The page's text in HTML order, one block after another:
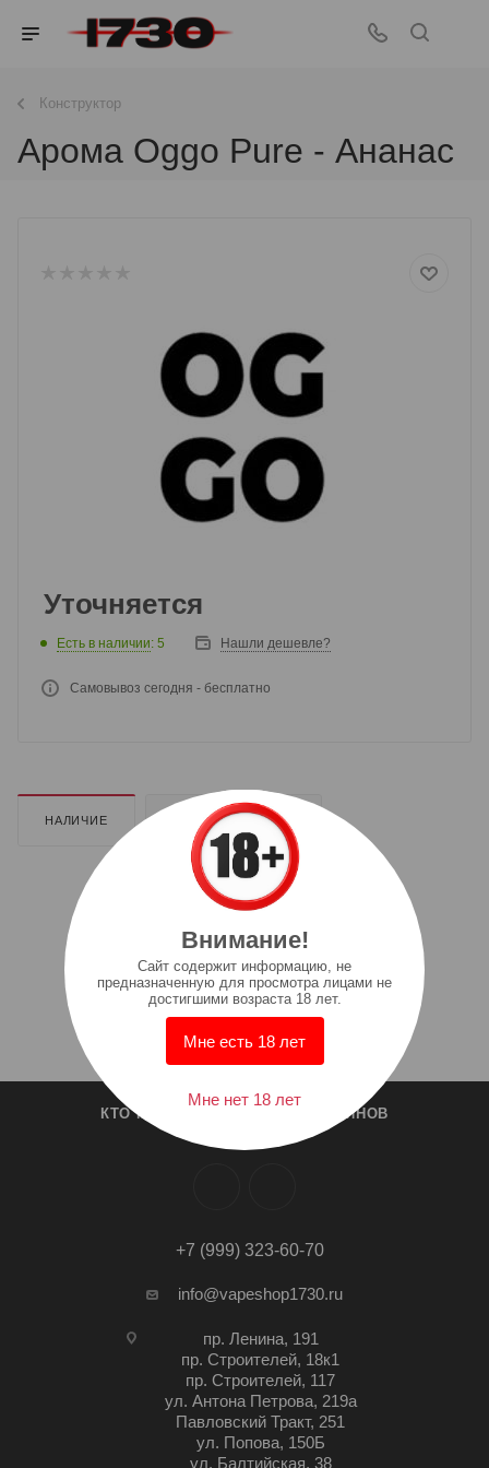
Конструктор
Арома Oggo Pure - Ананас
Уточняется
Есть в наличии: 5 Нашли дешевле?
Самовывоз сегодня - бесплатно
НАЛИЧИЕ ДОПОЛНИТЕЛЬНО
КТО МЫ? СПИСОК МАГАЗИНОВ
+7 (999) 323-60-70
info@vapeshop1730.ru
пр. Ленина, 191
пр. Строителей, 18к1
пр. Строителей, 117
ул. Антона Петрова, 219а
Павловский Тракт, 251
ул. Попова, 150Б
ул. Балтийская, 38
Внимание!
Cайт содержит информацию, не
предназначенную для просмотра лицами не
достигшими возраста 18 лет.
Мне есть 18 лет
Мне нет 18 лет